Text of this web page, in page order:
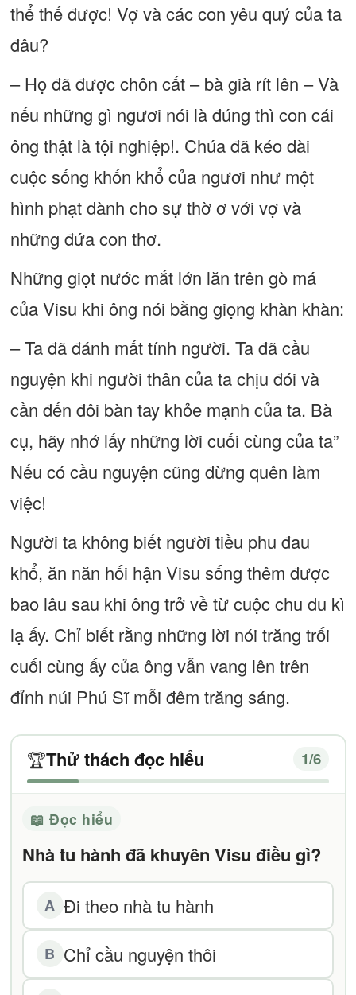
thể thế được! Vợ và các con yêu quý của ta
đâu?
– Họ đã được chôn cất – bà già rít lên – Và
nếu những gì ngươi nói là đúng thì con cái
ông thật là tội nghiệp!. Chúa đã kéo dài
cuộc sống khốn khổ của ngươi như một
hình phạt dành cho sự thờ ơ với vợ và
những đứa con thơ.
Những giọt nước mắt lớn lăn trên gò má
của Visu khi ông nói bằng giọng khàn khàn:
– Ta đã đánh mất tính người. Ta đã cầu
nguyện khi người thân của ta chịu đói và
cần đến đôi bàn tay khỏe mạnh của ta. Bà
cụ, hãy nhớ lấy những lời cuối cùng của ta”
Nếu có cầu nguyện cũng đừng quên làm
việc!
Người ta không biết người tiều phu đau
khổ, ăn năn hối hận Visu sống thêm được
bao lâu sau khi ông trở về từ cuộc chu du kì
lạ ấy. Chỉ biết rằng những lời nói trăng trối
cuối cùng ấy của ông vẫn vang lên trên
đỉnh núi Phú Sĩ mỗi đêm trăng sáng.
🏆Thử thách đọc hiểu 1/6
📖 Đọc hiểu
Nhà tu hành đã khuyên Visu điều gì?
A Đi theo nhà tu hành
B Chỉ cầu nguyện thôi